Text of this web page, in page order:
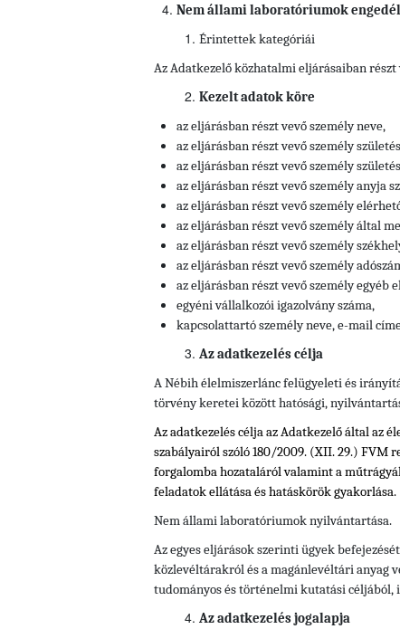
Nem állami laboratóriumok
Érintettek kategóriái
Az Adatkezelő közhatalmi eljárásaiban részt
Kezelt adatok köre
az eljárásban részt vevő személy neve,
az eljárásban részt vevő személy
az eljárásban részt vevő személy
az eljárásban részt vevő személy anyja
az eljárásban részt vevő személy
az eljárásban részt vevő személy által
az eljárásban részt vevő személy
az eljárásban részt vevő személy
az eljárásban részt vevő személyegyéb
egyéni vállalkozói igazolvány száma,
kapcsolattartó személy neve, e-mail
Az adatkezelés célja
A Nébih élelmiszerlánc felügyeleti és
törvény keretei között hatósági,
Az adatkezelés célja az Adatkezelő által az
szabályairól szóló 180/2009. (XII. 29.) FVM
forgalomba hozataláról valamint a
feladatok ellátása és hatáskörök gyakorlása.
Nem állami laboratóriumok nyilvántartása.
Az egyes eljárások szerinti ügyek
közlevéltárakról és a magánlevéltári anyag
tudományos és történelmi kutatási céljából,
Az adatkezelés jogalapja